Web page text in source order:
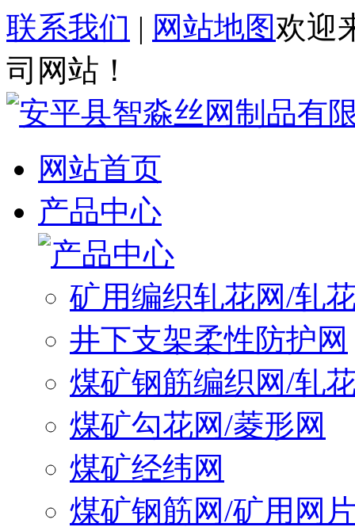
联系我们 | 网站地图欢迎
司网站！
网站首页
产品中心
矿用编织轧花网/轧
井下支架柔性防护网
煤矿钢筋编织网/轧
煤矿勾花网/菱形网
煤矿经纬网
煤矿钢筋网/矿用网